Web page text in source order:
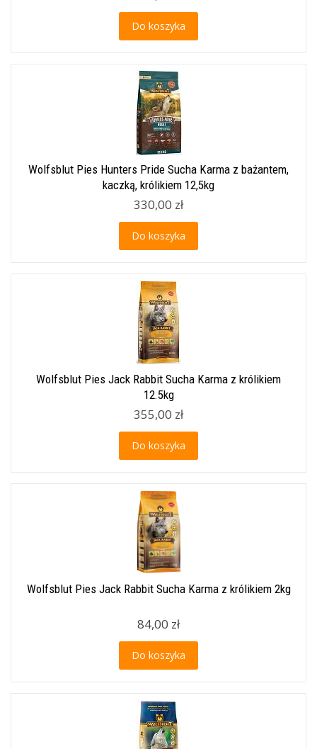
Do koszyka
Wolfsblut Pies Hunters Pride Sucha Karma z bażantem,
kaczką, królikiem 12,5kg
330,00 zł
Do koszyka
Wolfsblut Pies Jack Rabbit Sucha Karma z królikiem
12.5kg
355,00 zł
Do koszyka
Wolfsblut Pies Jack Rabbit Sucha Karma z królikiem 2kg
84,00 zł
Do koszyka